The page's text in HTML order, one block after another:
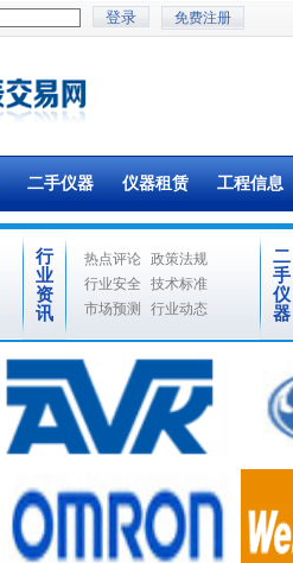
免费注册
二手仪器 仪器租赁 工程信息
行
业
资
讯
热点评论 政策法规
行业安全
技术标准
市场预测
行业动态
二
手
仪
器